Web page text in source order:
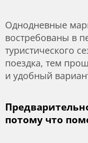
Однодневные
востребованы в
туристического
поездка, тем
и удобный
потому что